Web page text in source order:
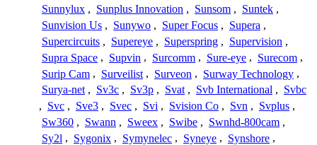
Sunnylux , Sunplus Innovation , Sunsom , Suntek ,
Sunvision Us , Sunywo , Super Focus , Supera ,
Supercircuits , Supereye , Superspring , Supervision ,
Supra Space , Supvin , Surcomm , Sure-eye , Surecom ,
Surip Cam , Surveilist , Surveon , Surway Technology ,
Surya-net , Sv3c , Sv3p , Svat , Svb International , Svbc
, Svc , Sve3 , Svec , Svi , Svision Co , Svn , Svplus ,
Sw360 , Swann , Sweex , Swibe , Swnhd-800cam ,
Sy2l , Sygonix , Symynelec , Syneye , Synshore ,